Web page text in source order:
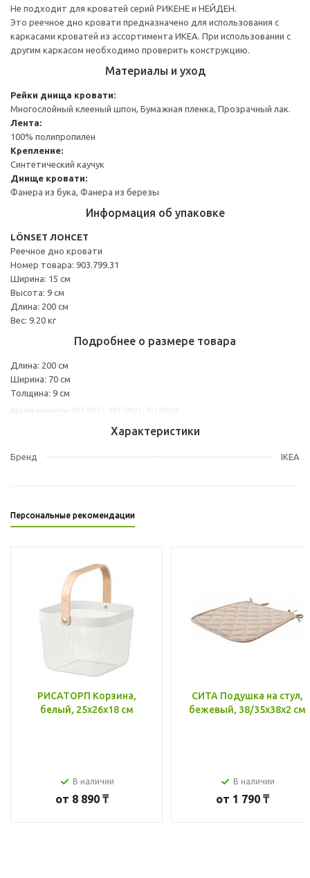
Не подходит для кроватей серий РИКЕНЕ и НЕЙДЕН.
Это реечное дно кровати предназначено для использования с
каркасами кроватей из ассортимента ИКЕА. При использовании с
другим каркасом необходимо проверить конструкцию.
Материалы и уход
Рейки днища кровати:
Многослойный клееный шпон, Бумажная пленка, Прозрачный лак.
Лента:
100% полипропилен
Крепление:
Синтетический каучук
Днище кровати:
Фанера из бука, Фанера из березы
Информация об упаковке
LÖNSET ЛОНСЕТ
Реечное дно кровати
Номер товара: 903.799.31
Ширина: 15 см
Высота: 9 см
Длина: 200 см
Вес: 9.20 кг
Подробнее о размере товара
Длина: 200 см
Ширина: 70 см
Толщина: 9 см
Характеристики
Бренд IKEA
Персональные рекомендации
РИСАТОРП Корзина,
белый, 25x26x18 см
В наличии
от 8 890 ₸
СИТА Подушка на стул,
бежевый, 38/35x38x2 см
В наличии
от 1 790 ₸